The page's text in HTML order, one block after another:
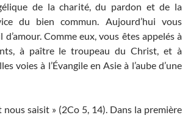
de la charité, du pardon et de la
du bien commun. Aujourd’hui vous
Comme eux, vous êtes appelés à
à paître le troupeau du Christ, et à
voies à l’Évangile en Asie à l’aube d’une
nous saisit » (2Co 5, 14). Dans la première